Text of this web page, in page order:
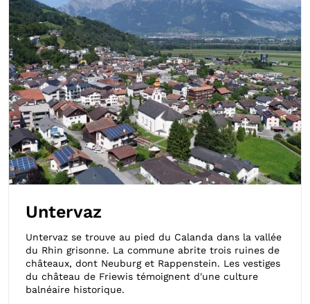
Untervaz
Untervaz se trouve au pied du Calanda dans la vallée
du Rhin grisonne. La commune abrite trois ruines de
châteaux, dont Neuburg et Rappenstein. Les vestiges
du château de Friewis témoignent d'une culture
balnéaire historique.